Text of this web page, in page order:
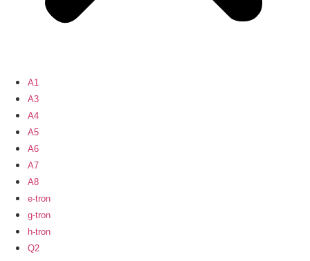
A1
A3
A4
A5
A6
A7
A8
e-tron
g-tron
h-tron
Q2